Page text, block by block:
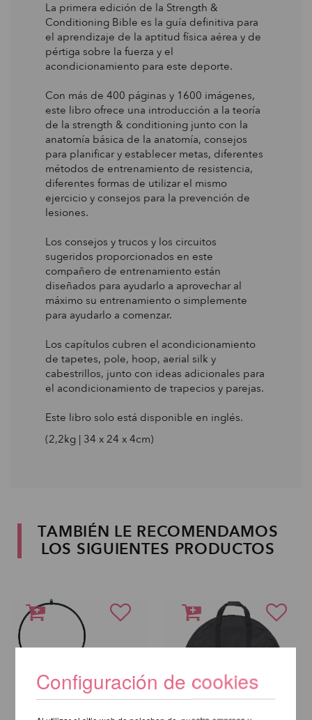
La primera edición de la Strength &
Conditioning Bible es la guía definitiva para
el aprendizaje de la aptitud física aérea y de
pértiga sobre la fuerza y el
acondicionamiento para este deporte.
Con más de 400 páginas y 1600 imágenes,
este libro ofrece una introducción a la teoría
de la strength & conditioning junto con la
anatomía básica de la anatomía, consejos
para planificar y establecer metas, diferentes
métodos de entrenamiento de resistencia,
diferentes formas de utilizar el mismo
ejercicio y consejos para la prevención de
lesiones.
Los consejos y trucos y los circuitos
sugeridos proporcionados en este
compañero de entrenamiento están
diseñados para ayudarlo a aprovechar al
máximo su entrenamiento o simplemente
para ayudarlo a comenzar.
Los capítulos cubren el acondicionamiento
de tapetes, pole, hoop, aerial silk y
cabestrillos, junto con ideas adicionales para
el acondicionamiento de trapecios y parejas.
Este libro solo está disponible en inglés.
(2,2kg | 34 x 24 x 4cm)
TAMBIÉN LE RECOMENDAMOS
LOS SIGUIENTES PRODUCTOS
Configuración de cookies